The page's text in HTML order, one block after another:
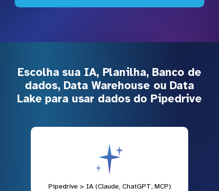
Escolha sua IA, Planilha, Banco de
dados, Data Warehouse ou Data
Lake para usar dados do Pipedrive
Pipedrive > IA (Claude, ChatGPT, MCP)